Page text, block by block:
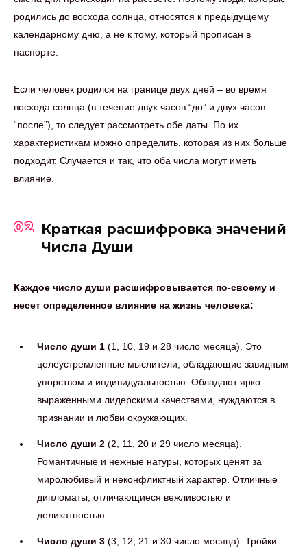
родились до восхода солнца, относятся к предыдущему
календарному дню, а не к тому, который прописан в
паспорте.
Если человек родился на границе двух дней – во время
восхода солнца (в течение двух часов “до” и двух часов
“после”), то следует рассмотреть обе даты. По их
характеристикам можно определить, которая из них больше
подходит. Случается и так, что оба числа могут иметь
влияние.
02 Краткая расшифровка значений
Числа Души
Каждое число души расшифровывается по-своему и
несет определенное влияние на жизнь человека:
Число души 1 (1, 10, 19 и 28 число месяца). Это
целеустремленные мыслители, обладающие завидным
упорством и индивидуальностью. Обладают ярко
выраженными лидерскими качествами, нуждаются в
признании и любви окружающих.
Число души 2 (2, 11, 20 и 29 число месяца).
Романтичные и нежные натуры, которых ценят за
миролюбивый и неконфликтный характер. Отличные
дипломаты, отличающиеся вежливостью и
деликатностью.
Число души 3 (3, 12, 21 и 30 число месяца). Тройки –